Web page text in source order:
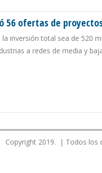
56 ofertas de
la inversión total sea de 520
a redes de media y
Copyright 2019. | Todos los